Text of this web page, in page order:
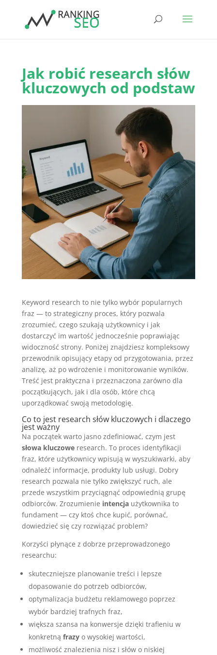
Jak robić research słów
kluczowych od podstaw
Keyword research to nie tylko wybór popularnych
fraz — to strategiczny proces, który pozwala
zrozumieć, czego szukają użytkownicy i jak
dostarczyć im wartość jednocześnie poprawiając
widoczność strony. Poniżej znajdziesz kompleksowy
przewodnik opisujący etapy od przygotowania, przez
analizę, aż po wdrożenie i monitorowanie wyników.
Treść jest praktyczna i przeznaczona zarówno dla
początkujących, jak i dla osób, które chcą
uporządkować swoją metodologię.
Co to jest research słów kluczowych i dlaczego
jest ważny
Na początek warto jasno zdefiniować, czym jest
słowa kluczoweresearch. To proces identyfikacji
fraz, które użytkownicy wpisują w wyszukiwarki, aby
odnaleźć informacje, produkty lub usługi. Dobry
research pozwala nie tylko zwiększyć ruch, ale
przede wszystkim przyciągnąć odpowiednią grupę
odbiorców. Zrozumienie intencjaużytkownika to
fundament — czy ktoś chce kupić, porównać,
dowiedzieć się czy rozwiązać problem?
Korzyści płynące z dobrze przeprowadzonego
researchu:
skuteczniejsze planowanie treści i lepsze
dopasowanie do potrzeb odbiorców,
optymalizacja budżetu reklamowego poprzez
wybór bardziej trafnych fraz,
większa szansa na konwersje dzięki trafieniu w
konkretną frazyo wysokiej wartości,
możliwość znalezienia nisz i słów o niskiej